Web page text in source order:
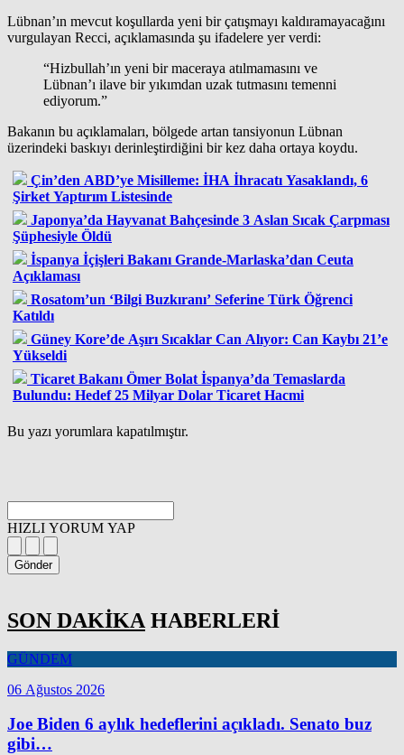
Lübnan’ın mevcut koşullarda yeni bir çatışmayı kaldıramayacağını
vurgulayan Recci, açıklamasında şu ifadelere yer verdi:
“Hizbullah’ın yeni bir maceraya atılmamasını ve
Lübnan’ı ilave bir yıkımdan uzak tutmasını temenni
ediyorum.”
Bakanın bu açıklamaları, bölgede artan tansiyonun Lübnan
üzerindeki baskıyı derinleştirdiğini bir kez daha ortaya koydu.
Çin’den ABD’ye Misilleme: İHA İhracatı Yasaklandı, 6
Şirket Yaptırım Listesinde
Japonya’da Hayvanat Bahçesinde 3 Aslan Sıcak Çarpması
Şüphesiyle Öldü
İspanya İçişleri Bakanı Grande-Marlaska’dan Ceuta
Açıklaması
Rosatom’un ‘Bilgi Buzkıranı’ Seferine Türk Öğrenci
Katıldı
Güney Kore’de Aşırı Sıcaklar Can Alıyor: Can Kaybı 21’e
Yükseldi
Ticaret Bakanı Ömer Bolat İspanya’da Temaslarda
Bulundu: Hedef 25 Milyar Dolar Ticaret Hacmi
Bu yazı yorumlara kapatılmıştır.
HIZLI YORUM YAP
Gönder
SON DAKİKA HABERLERİ
GÜNDEM
06 Ağustos 2026
Joe Biden 6 aylık hedeflerini açıkladı. Senato buz
gibi…